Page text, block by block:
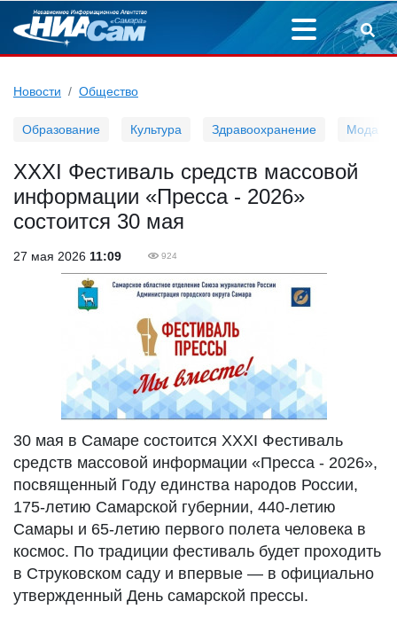
Новости Общество
Образование Культура Здравоохранение Мода
XXXI Фестиваль средств массовой
информации «Пресса - 2026»
состоится 30 мая
27 мая 2026 11:09 924
30 мая в Самаре состоится XXXI Фестиваль
средств массовой информации «Пресса - 2026»,
посвященный Году единства народов России,
175-летию Самарской губернии, 440-летию
Самары и 65-летию первого полета человека в
космос. По традиции фестиваль будет проходить
в Струковском саду и впервые — в официально
утвержденный День самарской прессы.